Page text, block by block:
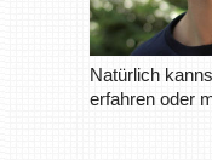
Natürlich
erfahren oder